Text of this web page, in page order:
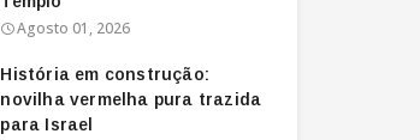
Agosto 01, 2026
História em construção:
novilha vermelha pura trazida
para Israel